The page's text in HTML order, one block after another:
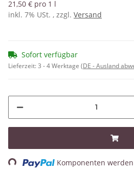
21,50 € pro 1 l
inkl. 7% USt. , zzgl. Versand
Sofort verfügbar
Lieferzeit:3 - 4 Werktage (DE - Ausland
Komponenten